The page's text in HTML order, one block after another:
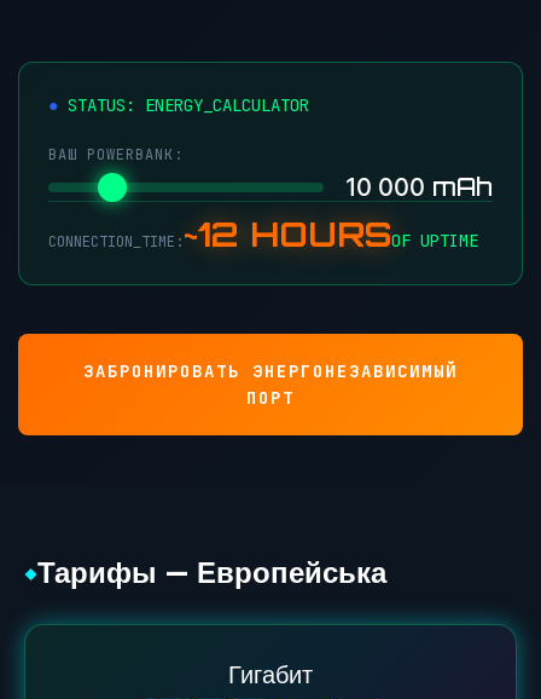
STATUS: ENERGY_CALCULATOR
ВАШ POWERBANK:
10 000 mAh
CONNECTION_TIME:~12 HOURSOF UPTIME
ЗАБРОНИРОВАТЬ ЭНЕРГОНЕЗАВИСИМЫЙ
ПОРТ
◆Тарифы — Европейська
Гигабит